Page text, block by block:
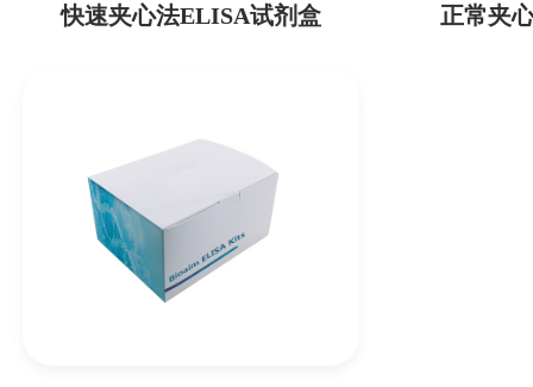
快速夹心法ELISA试剂盒 正常夹